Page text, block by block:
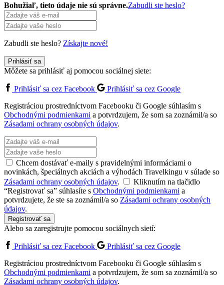
Bohužiaľ, tieto údaje nie sú správne.Zabudli ste heslo?
Zabudli ste heslo? Získajte nové!
Prihlásiť sa
Môžete sa prihlásiť aj pomocou sociálnej siete:
Prihlásiť sa cez Facebook
Prihlásiť sa cez Google
Registráciou prostredníctvom Facebooku či Google súhlasím s
Obchodnými podmienkami a potvrdzujem, že som sa zoznámil/a so
Zásadami ochrany osobných údajov.
Chcem dostávať e-maily s pravidelnými informáciami o
novinkách, špeciálnych akciách a výhodách Travelkingu v súlade so
Zásadami ochrany osobných údajov.
Kliknutím na tlačidlo
“Registrovať sa” súhlasíte s Obchodnými podmienkami a
potvrdzujete, že ste sa zoznámil/a so Zásadami ochrany osobných
údajov.
Registrovať sa
Alebo sa zaregistrujte pomocou sociálnych sietí:
Prihlásiť sa cez Facebook
Prihlásiť sa cez Google
Registráciou prostredníctvom Facebooku či Google súhlasím s
Obchodnými podmienkami a potvrdzujem, že som sa zoznámil/a so
Zásadami ochrany osobných údajov.